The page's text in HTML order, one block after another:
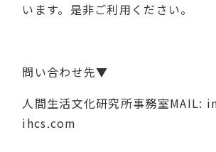
います。是非ご利用ください。
問い合わせ先▼
人間生活文化研究所事務室MAIL:
ihcs.com